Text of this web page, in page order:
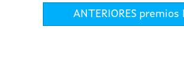
ANTERIORES